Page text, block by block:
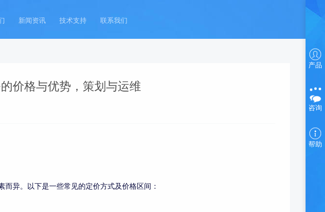
新闻资讯 技术支持 联系我们
产品
咨询
帮助
价格与优势，策划与运维
异。以下是一些常见的定价方式及价格区间：